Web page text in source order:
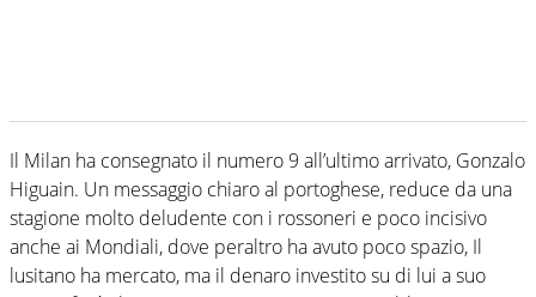
Il Milan ha consegnato il numero 9 all’ultimo arrivato, Gonzalo
Higuain. Un messaggio chiaro al portoghese, reduce da una
stagione molto deludente con i rossoneri e poco incisivo
anche ai Mondiali, dove peraltro ha avuto poco spazio, Il
lusitano ha mercato, ma il denaro investito su di lui a suo